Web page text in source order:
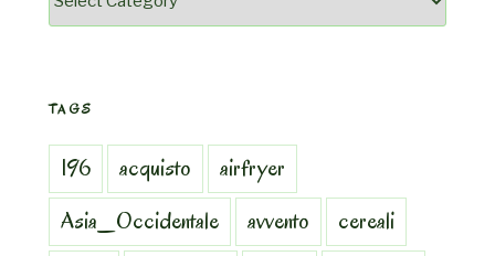
TAGS
196 acquisto
airfryer
Asia_Occidentale
avvento
cereali